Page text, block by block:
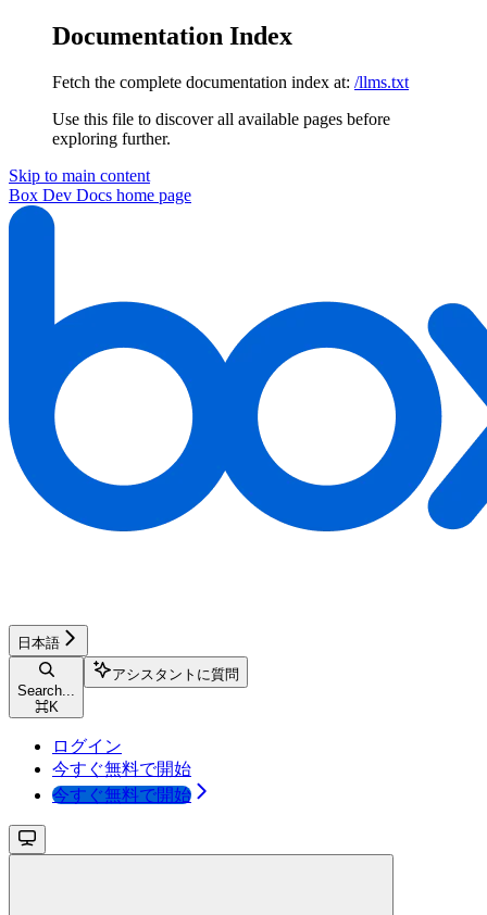
Documentation Index
Fetch the complete documentation index at: /llms.txt
Use this file to discover all available pages before
exploring further.
Skip to main content
Box Dev Docs home page
日本語
Search...
⌘K
アシスタントに質問
ログイン
今すぐ無料で開始
今すぐ無料で開始